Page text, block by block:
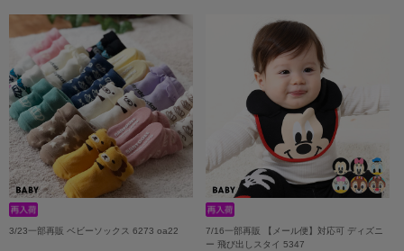
3/23一部再販 ベビーソックス 6273 oa22
7/16一部再販 【メール便】対応可 ディズニ
ー 飛び出しスタイ 5347